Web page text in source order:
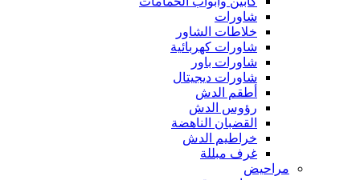
شاورات
خلاطات الشاور
شاورات كهربائية
شاورات باور
شاورات ديجيتال
أطقم الدش
رؤوس الدش
القضبان الناهضة
خراطيم الدش
غرف مبللة
مراحيض